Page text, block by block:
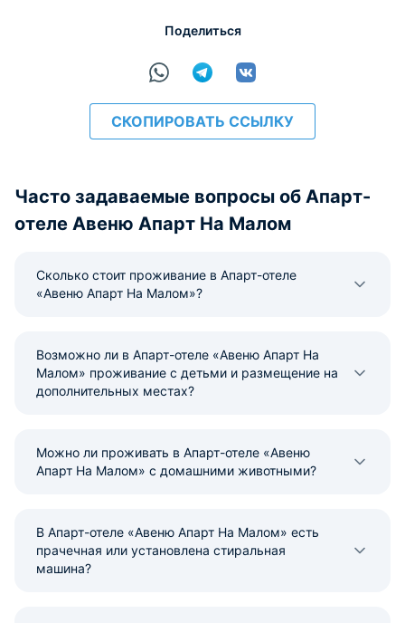
Поделиться
СКОПИРОВАТЬ ССЫЛКУ
Часто задаваемые вопросы об Апарт-
отеле Авеню Апарт На Малом
Сколько стоит проживание в Апарт-отеле
«Авеню Апарт На Малом»?
Возможно ли в Апарт-отеле «Авеню Апарт На
Малом» проживание с детьми и размещение на
дополнительных местах?
Можно ли проживать в Апарт-отеле «Авеню
Апарт На Малом» с домашними животными?
В Апарт-отеле «Авеню Апарт На Малом» есть
прачечная или установлена стиральная
машина?